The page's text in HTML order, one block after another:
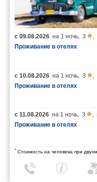
с 09.08.2026 на 1 ночь 3
Проживание в отелях
с 10.08.2026 на 1 ночь 3
Проживание в отелях
с 11.08.2026 на 1 ночь 3
Проживание в отелях
* Стоимость на человека при